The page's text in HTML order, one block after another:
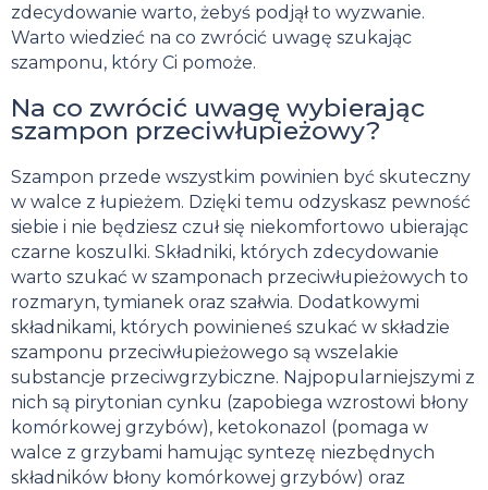
zdecydowanie warto, żebyś podjął to wyzwanie.
Warto wiedzieć na co zwrócić uwagę szukając
szamponu, który Ci pomoże.
Na co zwrócić uwagę wybierając
szampon przeciwłupieżowy?
Szampon przede wszystkim powinien być skuteczny
w walce z łupieżem. Dzięki temu odzyskasz pewność
siebie i nie będziesz czuł się niekomfortowo ubierając
czarne koszulki. Składniki, których zdecydowanie
warto szukać w szamponach przeciwłupieżowych to
rozmaryn, tymianek oraz szałwia. Dodatkowymi
składnikami, których powinieneś szukać w składzie
szamponu przeciwłupieżowego są wszelakie
substancje przeciwgrzybiczne. Najpopularniejszymi z
nich są pirytonian cynku (zapobiega wzrostowi błony
komórkowej grzybów), ketokonazol (pomaga w
walce z grzybami hamując syntezę niezbędnych
składników błony komórkowej grzybów) oraz